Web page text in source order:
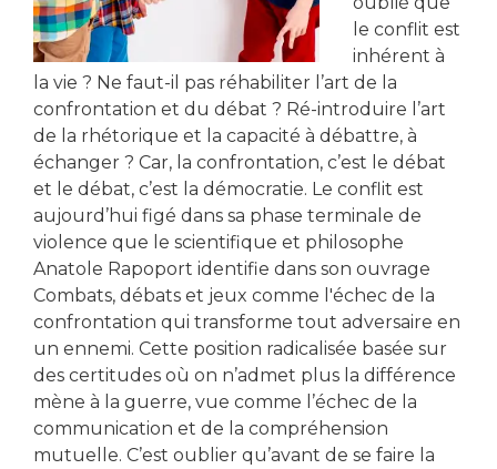
le conflit est
inhérent à
la vie ? Ne faut-il pas réhabiliter l’art de la
confrontation et du débat ? Ré-introduire l’art
de la rhétorique et la capacité à débattre, à
échanger ? Car, la confrontation, c’est le débat
et le débat, c’est la démocratie. Le conflit est
aujourd’hui figé dans sa phase terminale de
violence que le scientifique et philosophe
Anatole Rapoport identifie dans son ouvrage
Combats, débats et jeux comme l'échec de la
confrontation qui transforme tout adversaire en
un ennemi. Cette position radicalisée basée sur
des certitudes où on n’admet plus la différence
mène à la guerre, vue comme l’échec de la
communication et de la compréhension
mutuelle. C’est oublier qu’avant de se faire la